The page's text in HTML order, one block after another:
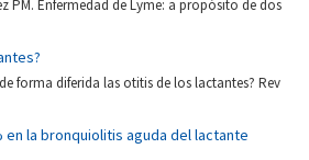
PM. Enfermedad de Lyme: a propósito de dos
forma diferida las otitis de los lactantes? Rev
la bronquiolitis aguda del lactante